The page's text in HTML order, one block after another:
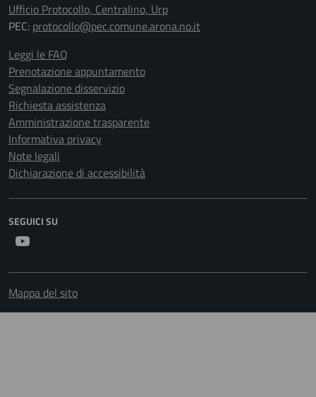
Ufficio Protocollo, Centralino, Urp
PEC: protocollo@pec.comune.arona.no.it
Leggi le FAQ
Prenotazione appuntamento
Segnalazione disservizio
Richiesta assistenza
Amministrazione trasparente
Informativa privacy
Note legali
Dichiarazione di accessibilità
SEGUICI SU
Mappa del sito